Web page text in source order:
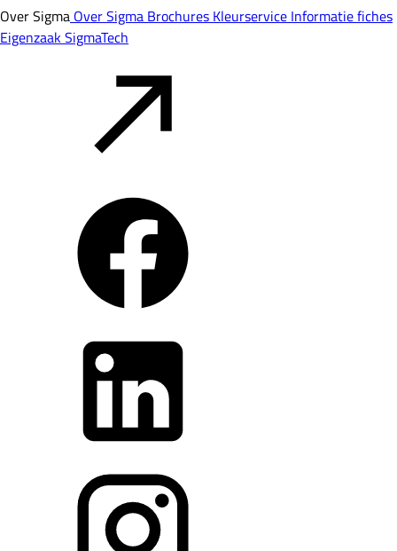
Over Sigma Over Sigma Brochures Kleurservice Informatie fiches
EigenzaakSigmaTech